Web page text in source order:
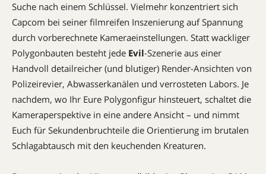
Suche nach einem Schlüssel. Vielmehr konzentriert sich
Capcom bei seiner filmreifen Inszenierung auf Spannung
durch vorberechnete Kameraeinstellungen. Statt wackliger
Polygonbauten besteht jede Evil-Szenerie aus einer
Handvoll detailreicher (und blutiger) Render-Ansichten von
Polizeirevier, Abwasserkanälen und verrosteten Labors. Je
nachdem, wo Ihr Eure Polygonfigur hinsteuert, schaltet die
Kameraperspektive in eine andere Ansicht – und nimmt
Euch für Sekundenbruchteile die Orientierung im brutalen
Schlagabtausch mit den keuchenden Kreaturen.